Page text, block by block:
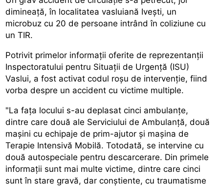
dimineață, în localitatea vasluiană Ivești, un
microbuz cu 20 de persoane intrând în coliziune cu
un TIR.
Potrivit primelor informații oferite de reprezentanții
Inspectoratului pentru Situații de Urgență (ISU)
Vaslui, a fost activat codul roșu de intervenție, fiind
vorba despre un accident cu victime multiple.
"La fața locului s-au deplasat cinci ambulanțe,
dintre care două ale Serviciului de Ambulanță, două
mașini cu echipaje de prim-ajutor și mașina de
Terapie Intensivă Mobilă. Totodată, se intervine cu
două autospeciale pentru descarcerare. Din primele
informații sunt mai multe victime, dintre care cinci
sunt în stare gravă, dar conștiente, cu traumatisme